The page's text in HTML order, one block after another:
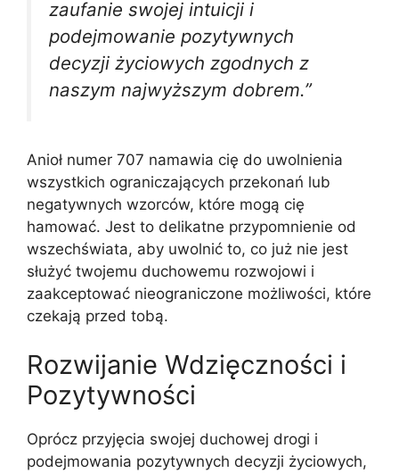
zaufanie swojej intuicji i
podejmowanie pozytywnych
decyzji życiowych zgodnych z
naszym najwyższym dobrem.”
Anioł numer 707 namawia cię do uwolnienia
wszystkich ograniczających przekonań lub
negatywnych wzorców, które mogą cię
hamować. Jest to delikatne przypomnienie od
wszechświata, aby uwolnić to, co już nie jest
służyć twojemu duchowemu rozwojowi i
zaakceptować nieograniczone możliwości, które
czekają przed tobą.
Rozwijanie Wdzięczności i
Pozytywności
Oprócz przyjęcia swojej duchowej drogi i
podejmowania pozytywnych decyzji życiowych,